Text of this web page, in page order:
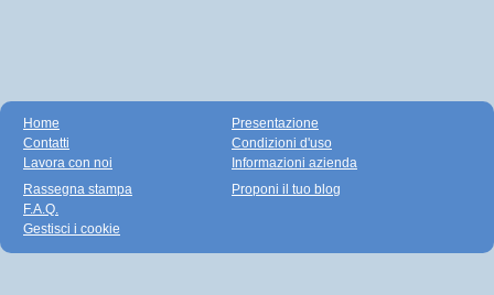
Home
Contatti
Lavora con noi
Presentazione
Condizioni d'uso
Informazioni azienda
Rassegna stampa
F.A.Q.
Gestisci i cookie
Proponi il tuo blog